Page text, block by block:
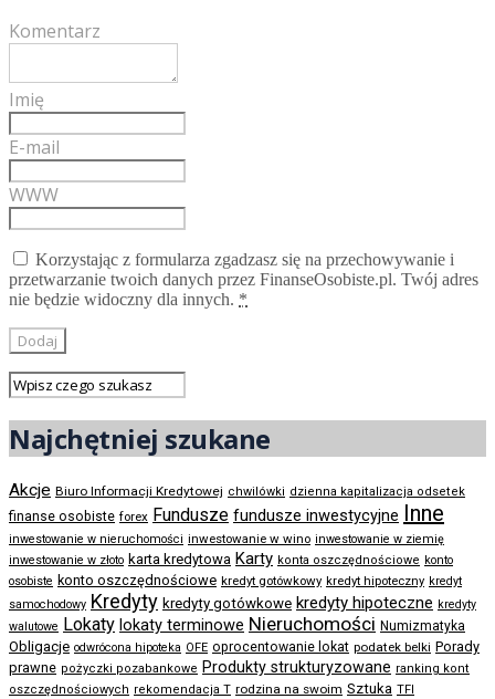
Komentarz
Imię
E-mail
WWW
Korzystając z formularza zgadzasz się na przechowywanie i
przetwarzanie twoich danych przez FinanseOsobiste.pl. Twój adres
nie będzie widoczny dla innych. *
Najchętniej szukane
Akcje Biuro Informacji Kredytowej chwilówki dzienna kapitalizacja odsetek
finanse osobiste forex Fundusze fundusze inwestycyjne Inne
inwestowanie w nieruchomości inwestowanie w wino inwestowanie w ziemię
inwestowanie w złoto karta kredytowa Karty konta oszczędnościowe konto
osobiste konto oszczędnościowe kredyt gotówkowy kredyt hipoteczny kredyt
samochodowy Kredyty kredyty gotówkowe kredyty hipoteczne kredyty
walutowe Lokaty lokaty terminowe Nieruchomości Numizmatyka
Obligacje odwrócona hipoteka OFE oprocentowanie lokat podatek belki Porady
prawne pożyczki pozabankowe Produkty strukturyzowane ranking kont
oszczędnościowych rekomendacja T rodzina na swoim Sztuka TFI